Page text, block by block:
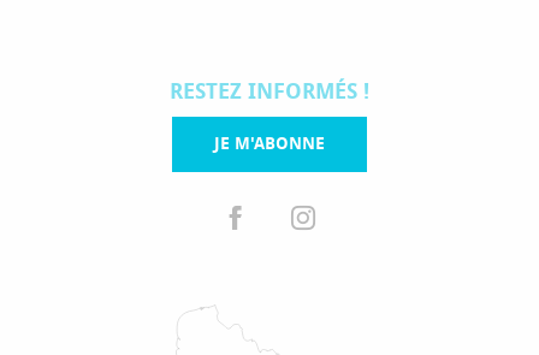
RESTEZ INFORMÉS !
JE M'ABONNE